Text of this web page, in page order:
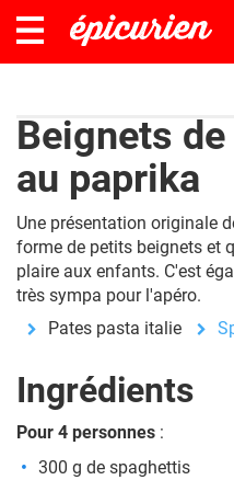
Beignets
au paprika
Une présentation originale
forme de petits beignets et
plaire aux enfants. C'est
très sympa pour l'apéro.
Pates pasta italie
Ingrédients
Pour 4 personnes :
300 g de spaghettis